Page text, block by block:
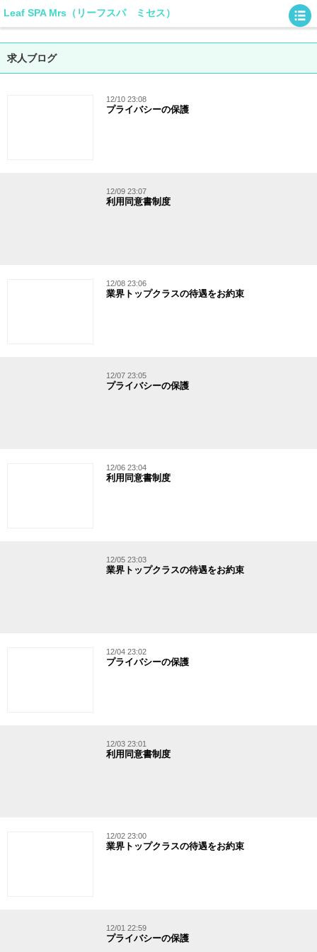
Leaf SPA Mrs（リーフスパ ミセス）
求人ブログ
12/10 23:08
プライバシーの保護
12/09 23:07
利用同意書制度
12/08 23:06
業界トップクラスの待遇をお約束
12/07 23:05
プライバシーの保護
12/06 23:04
利用同意書制度
12/05 23:03
業界トップクラスの待遇をお約束
12/04 23:02
プライバシーの保護
12/03 23:01
利用同意書制度
12/02 23:00
業界トップクラスの待遇をお約束
12/01 22:59
プライバシーの保護